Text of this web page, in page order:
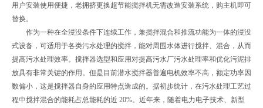
用户安装使用便捷，老拥挤更换超节能搅拌机无需改造安装系统，购主机即可
替换。
作为一种在全浸没条件下连续工作，兼搅拌混合和推流功能为一体的浸没
式设备，可适用于各类污水处理的搅拌，能对周围水体进行搅拌、混合，从而
提高污水处理效率。搅拌器选型和应用对提高污水厂污水处理率和优化污泥排
放具有非常关键的作用。但是目前潜水搅拌器普遍电机效率不高，额定功率因
数偏小，这是搅拌器自身的应用特点造成的。据初步统计，在污水处理工艺过
程中搅拌混合的能耗占总能耗的近 20%。近年来，随着电力电子技术、新型